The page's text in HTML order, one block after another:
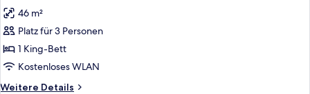
für
Executive-
Suite
(Regency)
anzeigen
46 m²
Platz für 3 Personen
1 King-Bett
Kostenloses WLAN
Weitere Details
Weitere